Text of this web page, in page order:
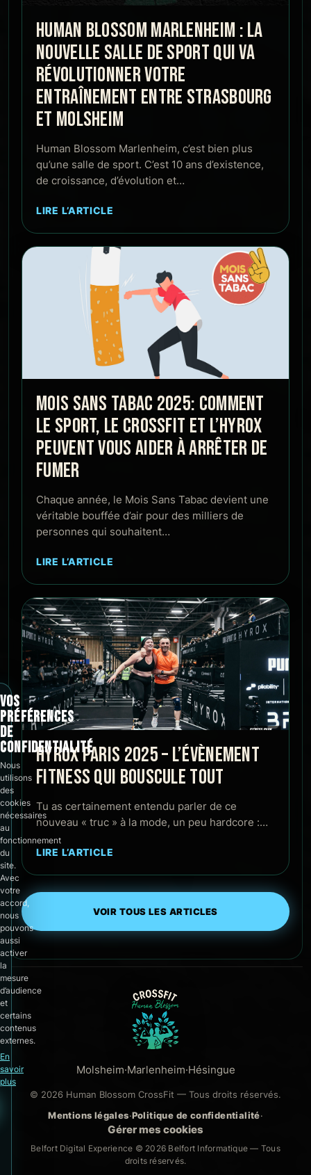
HUMAN BLOSSOM MARLENHEIM : LA
NOUVELLE SALLE DE SPORT QUI VA
RÉVOLUTIONNER VOTRE
ENTRAÎNEMENT ENTRE STRASBOURG
ET MOLSHEIM
Human Blossom Marlenheim, c’est bien plus
qu’une salle de sport. C’est 10 ans d’existence,
de croissance, d’évolution et…
LIRE L’ARTICLE
MOIS SANS TABAC 2025: COMMENT
LE SPORT, LE CROSSFIT ET L’HYROX
PEUVENT VOUS AIDER À ARRÊTER DE
FUMER
Chaque année, le Mois Sans Tabac devient une
véritable bouffée d’air pour des milliers de
personnes qui souhaitent…
LIRE L’ARTICLE
HYROX PARIS 2025 – L’ÉVÈNEMENT
FITNESS QUI BOUSCULE TOUT
Tu as certainement entendu parler de ce
nouveau « truc » à la mode, un peu hardcore :…
LIRE L’ARTICLE
VOIR TOUS LES ARTICLES
Molsheim·Marlenheim·Hésingue
© 2026 Human Blossom CrossFit — Tous droits réservés.
Mentions légales·Politique de confidentialité·
Gérer mes cookies
Belfort Digital Experience © 2026 Belfort Informatique — Tous
droits réservés.
VOS
PRÉFÉRENCES
DE
CONFIDENTIALITÉ
Nous
utilisons
des
cookies
nécessaires
au
fonctionnement
du
site.
Avec
votre
accord,
nous
pouvons
aussi
activer
la
mesure
d’audience
et
certains
contenus
externes.
En
savoir
plus